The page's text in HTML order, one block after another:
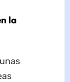
la